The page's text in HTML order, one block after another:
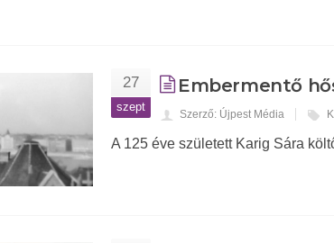
27
szept
Embermentő
Szerző: Újpest Média
A 125 éve született Karig Sára